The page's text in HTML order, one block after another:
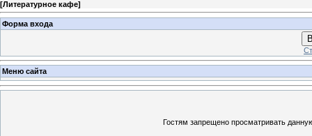
[Литературное кафе]
Форма входа
Меню сайта
Гостям запрещено просматривать